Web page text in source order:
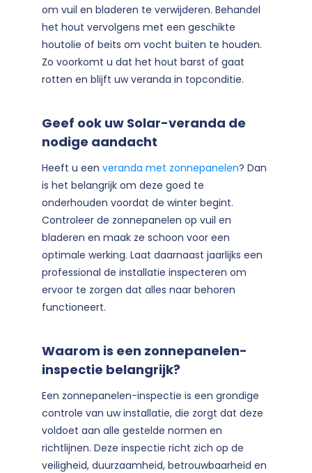
om vuil en bladeren te verwijderen. Behandel
het hout vervolgens met een geschikte
houtolie of beits om vocht buiten te houden.
Zo voorkomt u dat het hout barst of gaat
rotten en blijft uw veranda in topconditie.
Geef ook uw Solar-veranda de
nodige aandacht
Heeft u een veranda met zonnepanelen? Dan
is het belangrijk om deze goed te
onderhouden voordat de winter begint.
Controleer de zonnepanelen op vuil en
bladeren en maak ze schoon voor een
optimale werking. Laat daarnaast jaarlijks een
professional de installatie inspecteren om
ervoor te zorgen dat alles naar behoren
functioneert.
Waarom is een zonnepanelen-
inspectie belangrijk?
Een zonnepanelen-inspectie is een grondige
controle van uw installatie, die zorgt dat deze
voldoet aan alle gestelde normen en
richtlijnen. Deze inspectie richt zich op de
veiligheid, duurzaamheid, betrouwbaarheid en